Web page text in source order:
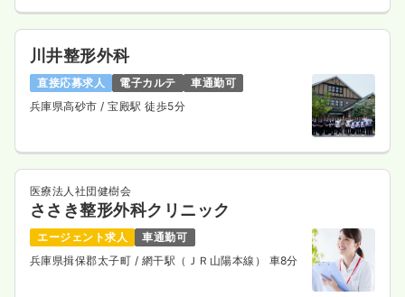
川井整形外科
直接応募求人 電子カルテ
車通勤可
兵庫県高砂市/ 宝殿駅 徒歩5分
医療法人社団健樹会
ささき整形外科クリニック
エージェント求人
車通勤可
兵庫県揖保郡太子町 / 網干駅（ＪＲ山陽本線） 車8分